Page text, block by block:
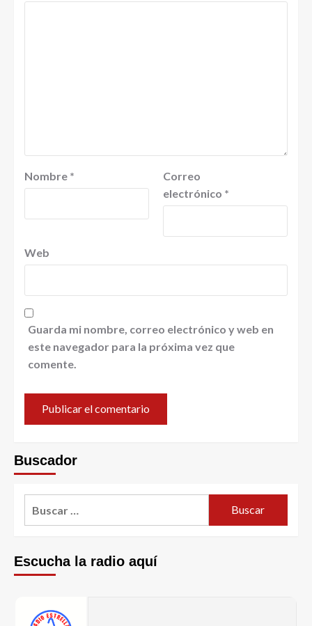
Nombre *
Correo
electrónico *
Web
Guarda mi nombre, correo electrónico y web en
este navegador para la próxima vez que
comente.
Buscador
Escucha la radio aquí